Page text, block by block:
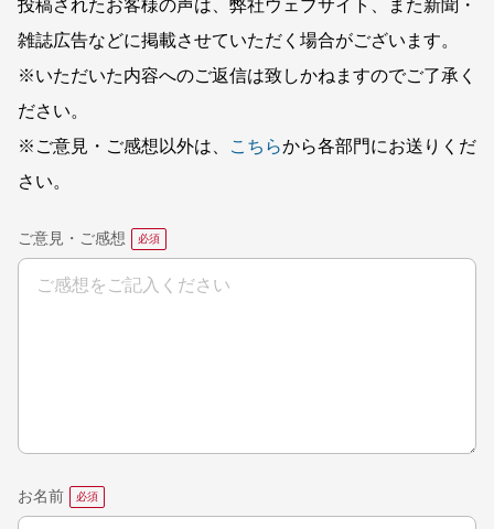
投稿されたお客様の声は、弊社ウェブサイト、また新聞・
雑誌広告などに掲載させていただく場合がございます。
※いただいた内容へのご返信は致しかねますのでご了承く
ださい。
※ご意見・ご感想以外は、
こちらから各部門にお送りくだ
さい。
ご意見・ご感想
お名前